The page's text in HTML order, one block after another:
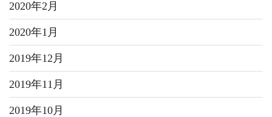
2020年2月
2020年1月
2019年12月
2019年11月
2019年10月